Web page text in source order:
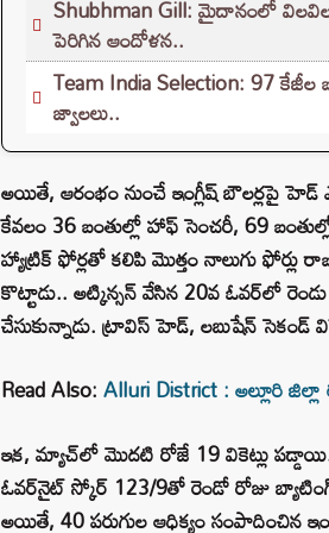
Shubhman Gill: మైదానంలో
పెరిగిన ఆందోళన..
Team India Selection: 97
జ్వాలలు..
అయితే, ఆరంభం నుంచే ఇంగ్లీష్ బౌలర్లపై హెడ్
కేవలం 36 బంతుల్లో హాఫ్ సెంచరీ, 69
హ్యాట్రిక్ ఫోర్లతో కలిపి మొత్తం నాలుగు
కొట్టాడు.. అట్కిన్సన్‌ వేసిన 20వ ఓవర్‌లో
చేసుకున్నాడు. ట్రావిస్ హెడ్, లబుషేన్ సెకండ్
Read Also:Alluri District : అల్లూరి
ఇక, మ్యాచ్‌లో మొదటి రోజే 19 వికెట్లు పడ్డాయి.
ఓవర్‌నైట్‌ స్కోర్‌ 123/9తో రెండో రోజు
అయితే, 40 పరుగుల ఆధిక్యం సంపాదించిన